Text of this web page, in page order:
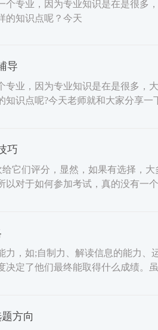
专业，因为专业知识是在是很多
的知识点呢？今天
导
专业，因为专业知识是在是很多，
识点呢?今天老师就和大家分享一
巧
它们评分，显然，如果有选择，
对于如何参加考试，真的没有一
，如;自制力、解读信息的能力、
定了他们最终能取得什么成绩。
方向